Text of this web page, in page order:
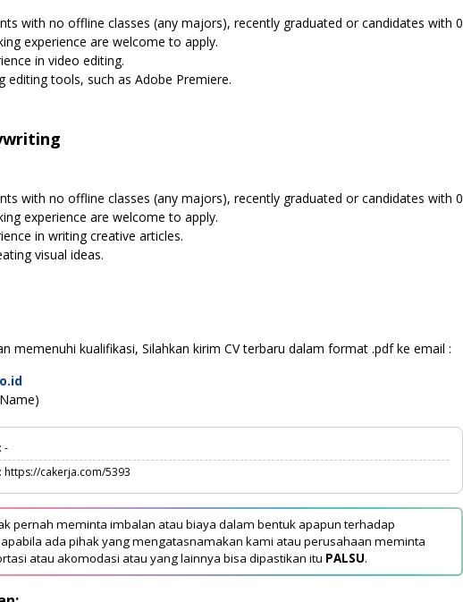
with no offline classes (any majors), recently graduated or candidates with 0
experience are welcome to apply.
in video editing.
editing tools, such as Adobe Premiere.
with no offline classes (any majors), recently graduated or candidates with 0
experience are welcome to apply.
in writing creative articles.
visual ideas.
memenuhi kualifikasi, Silahkan kirim CV terbaru dalam format .pdf ke email :
: -
: https://cakerja.com/5393
pernah meminta imbalan atau biaya dalam bentuk apapun terhadap
ada pihak yang mengatasnamakan kami atau perusahaan meminta
atau akomodasi atau yang lainnya bisa dipastikan itu PALSU.